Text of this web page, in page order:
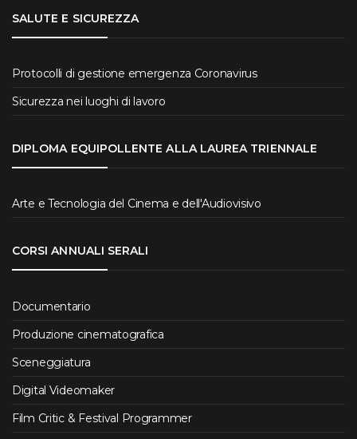
SALUTE E SICUREZZA
Protocolli di gestione emergenza Coronavirus
Sicurezza nei luoghi di lavoro
DIPLOMA EQUIPOLLENTE ALLA LAUREA TRIENNALE
Arte e Tecnologia del Cinema e dell'Audiovisivo
CORSI ANNUALI SERALI
Documentario
Produzione cinematografica
Sceneggiatura
Digital Videomaker
Film Critic & Festival Programmer